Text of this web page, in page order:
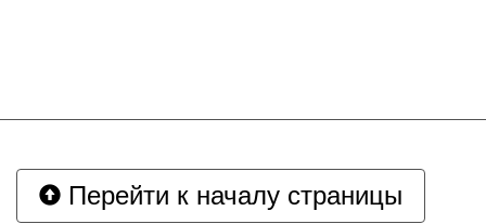
Перейти к началу страницы